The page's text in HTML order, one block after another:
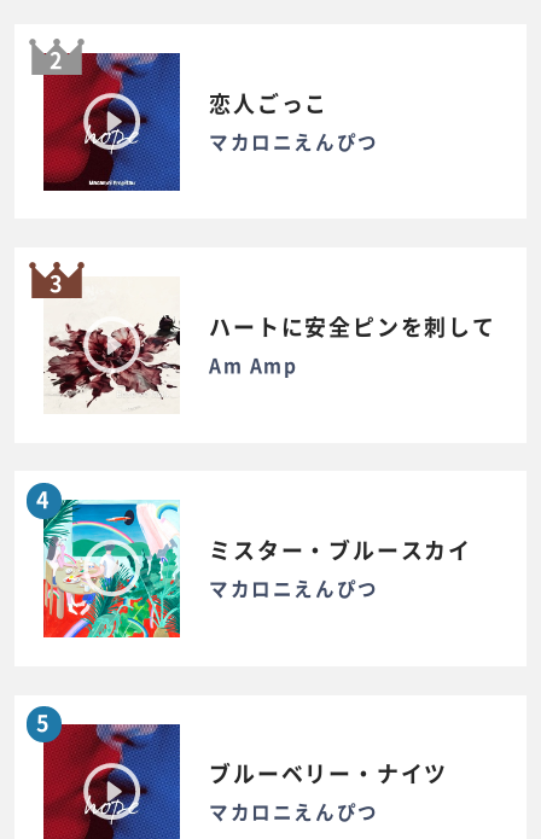
2
恋人ごっこ
マカロニえんぴつ
3
ハートに安全ピンを刺して
Am Amp
4
ミスター・ブルースカイ
マカロニえんぴつ
5
ブルーベリー・ナイツ
マカロニえんぴつ